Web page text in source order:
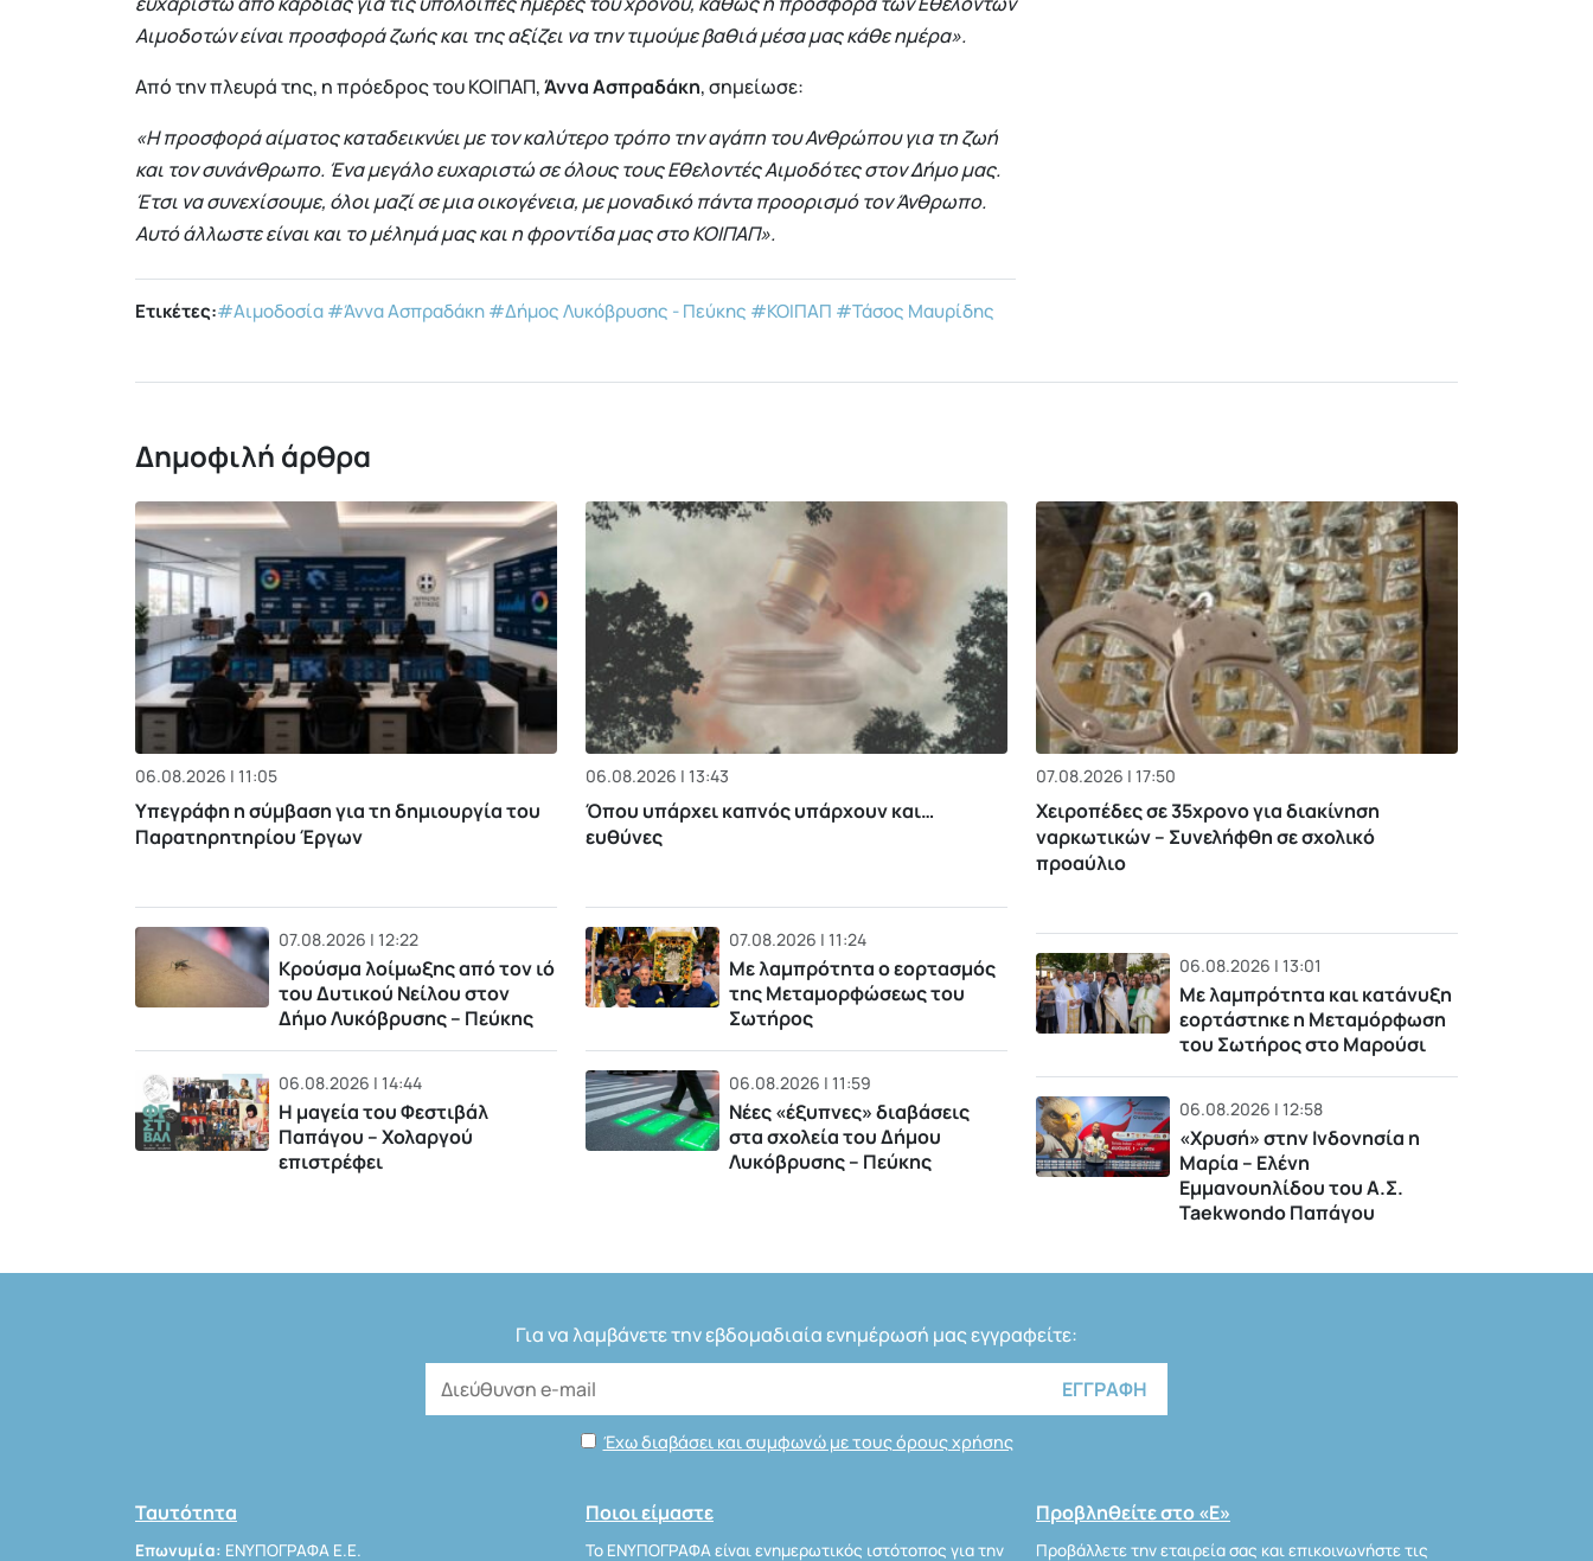
Αιμοδοτών είναι προσφορά ζωής και της αξίζει να την τιμούμε βαθιά μέσα μας κάθε ημέρα».
Από την πλευρά της, η πρόεδρος του ΚΟΙΠΑΠ,Άννα Ασπραδάκη, σημείωσε:
«Η προσφορά αίματος καταδεικνύει με τον καλύτερο τρόπο την αγάπη του Ανθρώπου για τη ζωή
και τον συνάνθρωπο. Ένα μεγάλο ευχαριστώ σε όλους τους Εθελοντές Αιμοδότες στον Δήμο μας.
Έτσι να συνεχίσουμε, όλοι μαζί σε μια οικογένεια, με μοναδικό πάντα προορισμό τον Άνθρωπο.
Αυτό άλλωστε είναι και το μέλημά μας και η φροντίδα μας στο ΚΟΙΠΑΠ».
Ετικέτες:#Αιμοδοσία#Άννα Ασπραδάκη#Δήμος Λυκόβρυσης - Πεύκης #ΚΟΙΠΑΠ #Τάσος Μαυρίδης
Δημοφιλή άρθρα
06.08.2026 | 11:05
Υπεγράφη η σύμβαση για τη δημιουργία του
Παρατηρητηρίου Έργων
07.08.2026 | 12:22
Κρούσμα λοίμωξης από τον ιό
του Δυτικού Νείλου στον
Δήμο Λυκόβρυσης – Πεύκης
06.08.2026 | 14:44
Η μαγεία του Φεστιβάλ
Παπάγου – Χολαργού
επιστρέφει
06.08.2026 | 13:43
Όπου υπάρχει καπνός υπάρχουν και…
ευθύνες
07.08.2026 | 11:24
Με λαμπρότητα ο εορτασμός
της Μεταμορφώσεως του
Σωτήρος
06.08.2026 | 11:59
Νέες «έξυπνες» διαβάσεις
στα σχολεία του Δήμου
Λυκόβρυσης – Πεύκης
07.08.2026 | 17:50
Χειροπέδες σε 35χρονο για διακίνηση
ναρκωτικών – Συνελήφθη σε σχολικό
προαύλιο
06.08.2026 | 13:01
Με λαμπρότητα και κατάνυξη
εορτάστηκε η Μεταμόρφωση
του Σωτήρος στο Μαρούσι
06.08.2026 | 12:58
«Χρυσή» στην Ινδονησία η
Μαρία – Ελένη
Εμμανουηλίδου του Α.Σ.
Taekwondo Παπάγου
Για να λαμβάνετε την εβδομαδιαία ενημέρωσή μας εγγραφείτε:
Έχω διαβάσει και συμφωνώ με τους όρους χρήσης
Ταυτότητα
Επωνυμία: ΕΝΥΠΟΓΡΑΦΑ Ε.Ε.
Ποιοι είμαστε
Το ΕΝΥΠΟΓΡΑΦΑ είναι ενημερωτικός ιστότοπος για την
Προβληθείτε στο «Ε»
Προβάλλετε την εταιρεία σας και επικοινωνήστε τις